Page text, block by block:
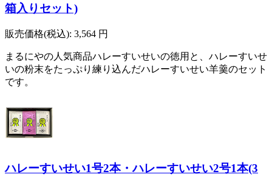
箱入りセット)
販売価格(税込): 3,564 円
まるにやの人気商品ハレーすいせいの徳用と、ハレーすいせ
いの粉末をたっぷり練り込んだハレーすいせい羊羹のセット
です。
ハレーすいせい1号2本・ハレーすいせい2号1本(3